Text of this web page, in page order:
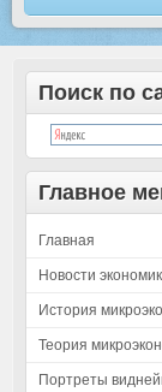
Поиск по
Главное
Главная
Новости
История
Теория
Портреты